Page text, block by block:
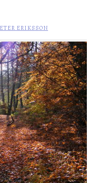
ERIKSSON